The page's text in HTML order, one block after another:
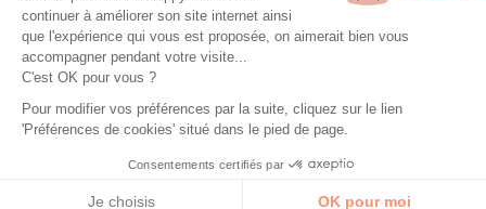
continuer à améliorer son site internet ainsi
que l'expérience qui vous est proposée, on aimerait bien vous
accompagner pendant votre visite...
C'est OK pour vous ?
Pour modifier vos préférences par la suite, cliquez sur le lien
'Préférences de cookies' situé dans le pied de page.
Consentements certifiés par
Je choisis OK pour moi
Mentions Légales
Conditions Générales
Happy-Garden.fr - Allstore SAS Copyright 2024